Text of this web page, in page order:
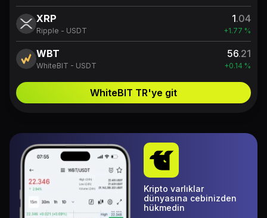
XRP
Ripple - USDT
1.04
+1.77 %
WBT
WhiteBIT - USDT
56.21
+0.14 %
WhiteBIT TR'ye git
Kripto varlıklar
dünyasına cebinizden
hükmedin